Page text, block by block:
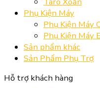
Phụ Kiện Máy
Phụ Kiện Máy
Phụ Kiện Máy
Sản phẩm khác
Sản Phẩm Phụ Trợ
Hỗ trợ khách hàng